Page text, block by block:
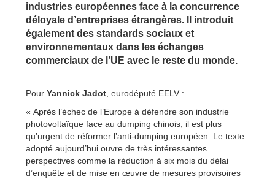
industries européennes face à la concurrence
déloyale d’entreprises étrangères. Il introduit
également des standards sociaux et
environnementaux dans les échanges
commerciaux de l’UE avec le reste du monde.
Pour Yannick Jadot , eurodéputé EELV :
« Après l’échec de l’Europe à défendre son industrie
photovoltaïque face au dumping chinois, il est plus
qu’urgent de réformer l’anti-dumping européen. Le texte
adopté aujourd’hui ouvre de très intéressantes
perspectives comme la réduction à six mois du délai
d’enquête et de mise en œuvre de mesures provisoires